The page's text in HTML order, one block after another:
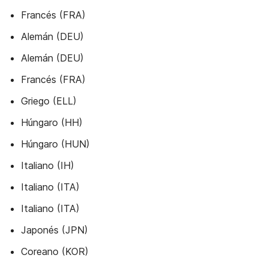
Francés (FRA)
Alemán (DEU)
Alemán (DEU)
Francés (FRA)
Griego (ELL)
Húngaro (HH)
Húngaro (HUN)
Italiano (IH)
Italiano (ITA)
Italiano (ITA)
Japonés (JPN)
Coreano (KOR)